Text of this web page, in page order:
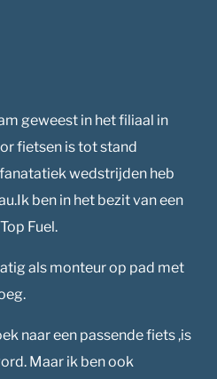
geweest in het filiaal in
fietsen is tot stand
wedstrijden heb
ben in het bezit van een
Fuel.
als monteur op pad met
naar een passende fiets ,is
Maar ik ben ook